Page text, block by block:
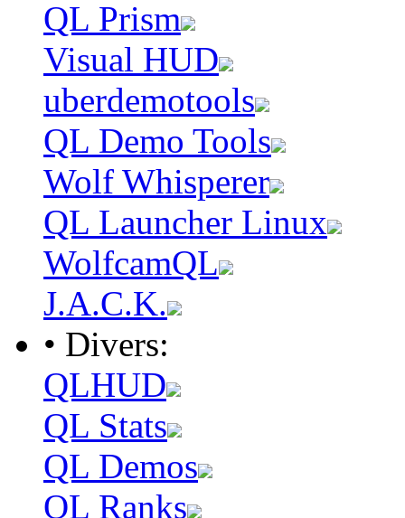
QL Prism
Visual HUD
uberdemotools
QL Demo Tools
Wolf Whisperer
QL Launcher Linux
WolfcamQL
J.A.C.K.
• Divers:
QLHUD
QL Stats
QL Demos
QL Ranks